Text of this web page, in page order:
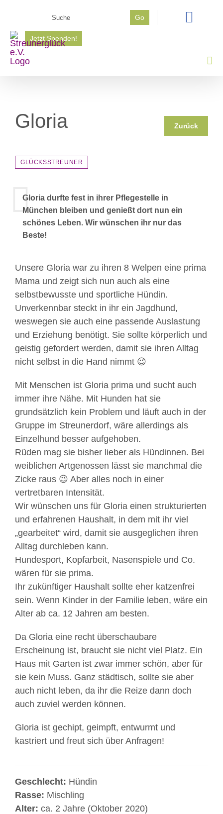
springen
Go
Jetzt Spenden!
Gloria Zurück
GLÜCKSSTREUNER
Gloria durfte fest in ihrer Pflegestelle in
München bleiben und genießt dort nun ein
schönes Leben. Wir wünschen ihr nur das
Beste!
Unsere Gloria war zu ihren 8 Welpen eine prima
Mama und zeigt sich nun auch als eine
selbstbewusste und sportliche Hündin.
Unverkennbar steckt in ihr ein Jagdhund,
weswegen sie auch eine passende Auslastung
und Erziehung benötigt. Sie sollte körperlich und
geistig gefordert werden, damit sie ihren Alltag
nicht selbst in die Hand nimmt 😉
Mit Menschen ist Gloria prima und sucht auch
immer ihre Nähe. Mit Hunden hat sie
grundsätzlich kein Problem und läuft auch in der
Gruppe im Streunerdorf, wäre allerdings als
Einzelhund besser aufgehoben.
Rüden mag sie bisher lieber als Hündinnen. Bei
weiblichen Artgenossen lässt sie manchmal die
Zicke raus 😉 Aber alles noch in einer
vertretbaren Intensität.
Wir wünschen uns für Gloria einen strukturierten
und erfahrenen Haushalt, in dem mit ihr viel
„gearbeitet“ wird, damit sie ausgeglichen ihren
Alltag durchleben kann.
Hundesport, Kopfarbeit, Nasenspiele und Co.
wären für sie prima.
Ihr zukünftiger Haushalt sollte eher katzenfrei
sein. Wenn Kinder in der Familie leben, wäre ein
Alter ab ca. 12 Jahren am besten.
Da Gloria eine recht überschaubare
Erscheinung ist, braucht sie nicht viel Platz. Ein
Haus mit Garten ist zwar immer schön, aber für
sie kein Muss. Ganz städtisch, sollte sie aber
auch nicht leben, da ihr die Reize dann doch
auch zuviel werden können.
Gloria ist gechipt, geimpft, entwurmt und
kastriert und freut sich über Anfragen!
Geschlecht: Hündin
Rasse: Mischling
Alter: ca. 2 Jahre (Oktober 2020)